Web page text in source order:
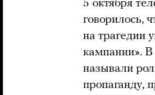
5 октября
говорилось,
на трагедии
кампании».
называли
пропаганду,